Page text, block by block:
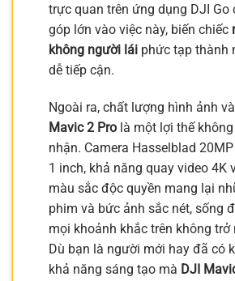
trực quan trên ứng dụng DJI Go
góp lớn vào việc này, biến chiếc
không người lái phức tạp thành
dễ tiếp cận.
Ngoài ra, chất lượng hình ảnh
Mavic 2 Pro là một lợi thế
nhận. Camera Hasselblad
1 inch, khả năng quay video 4K
màu sắc độc quyền mang lại
phim và bức ảnh sắc nét, sống
mọi khoảnh khắc trên không trở
Dù bạn là người mới hay đã có
khả năng sáng tạo mà DJI